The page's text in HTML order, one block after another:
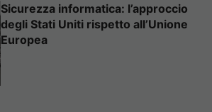
Sicurezza informatica: l’approccio
degli Stati Uniti rispetto all’Unione
Europea